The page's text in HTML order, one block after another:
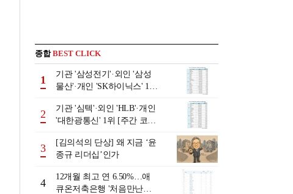
종합BEST CLICK
1
기관 '삼성전기'·외인 '삼성
물산'·개인 'SK하이닉스' 1위
년 8월3일~8월7일]
2
기관 '심텍'·외인 'HLB'·개인
'대한광통신' 1위 [주간 코스
월7일]
3
[김의석의 단상] 왜 지금 ‘윤
종규 리더십’인가
4
12개월 최고 연 6.50%…애
큐온저축은행 '처음만난적